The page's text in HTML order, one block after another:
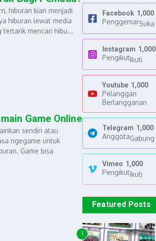
hiburan kian menjadi
hiburan lewat media
mencari hibu...
Game Online
sendiri atau
ngegame untuk
Game bisa
Facebook 1,000
PenggemarSuka
Instagram 1,000
PengikutIkuti
Youtube 1,000
Pelanggan
Berlangganan
Telegram 1,000
AnggotaGabung
Vimeo 1,000
PengikutIkuti
Featured Posts
1